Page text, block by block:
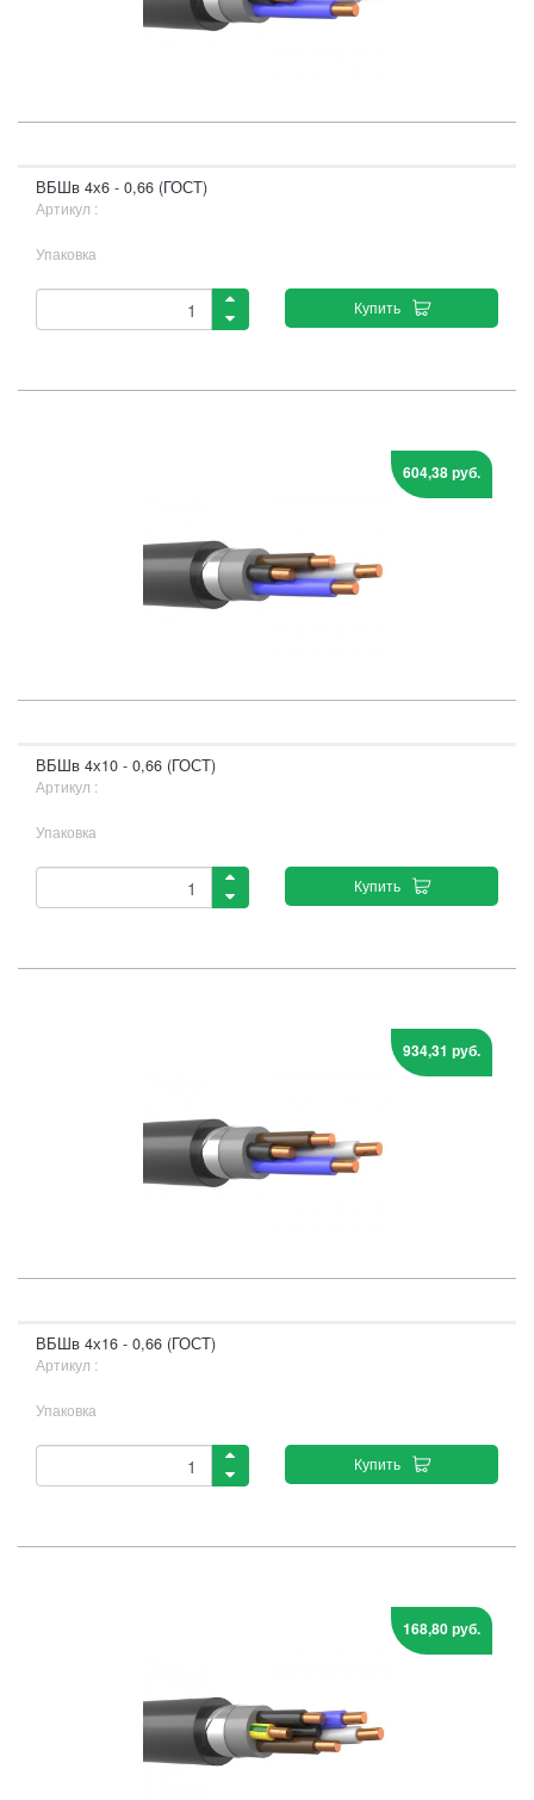
ВБШв 4х6 - 0,66 (ГОСТ)
Артикул :
Упаковка
Купить
604,38 руб.
ВБШв 4х10 - 0,66 (ГОСТ)
Артикул :
Упаковка
Купить
934,31 руб.
ВБШв 4х16 - 0,66 (ГОСТ)
Артикул :
Упаковка
Купить
168,80 руб.